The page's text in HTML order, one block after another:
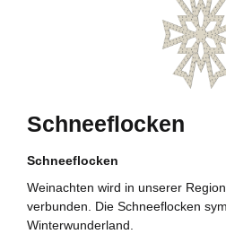
Schneeflocken
Schneeflocken
Weinachten wird in unserer
verbunden. Die Schneeflocken
Winterwunderland.